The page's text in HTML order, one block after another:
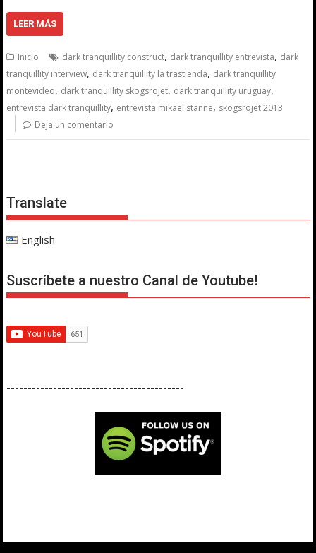
LEER MÁS
Inicio dark tranquillity construct, dark tranquillity entrevista, dark
tranquillity interview, dark tranquillity la trastienda, dark tranquillity
montevideo, dark tranquillity skogsrojet, dark tranquillity uruguay,
entrevista dark tranquillity, entrevista mikael stanne, skogsrojet 2013
Deja un comentario
Translate
English
Suscríbete a nuestro Canal de Youtube!
------------------------------------------